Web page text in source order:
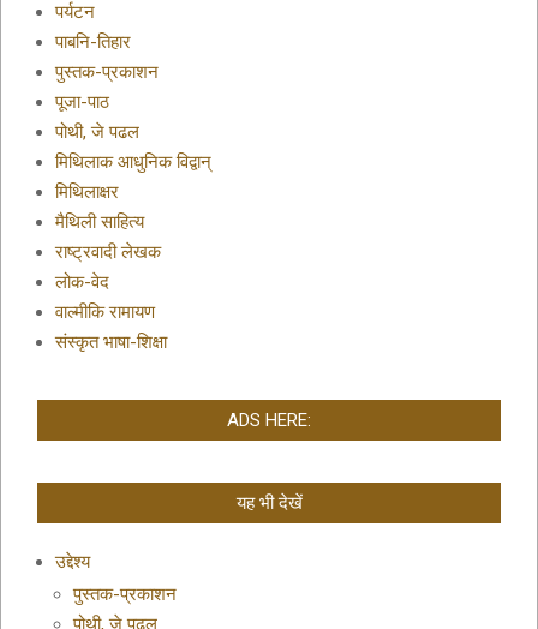
पर्यटन
पाबनि-तिहार
पुस्तक-प्रकाशन
पूजा-पाठ
पोथी, जे पढल
मिथिलाक आधुनिक विद्वान्
मिथिलाक्षर
मैथिली साहित्य
राष्ट्रवादी लेखक
लोक-वेद
वाल्मीकि रामायण
संस्कृत भाषा-शिक्षा
ADS HERE:
यह भी देखें
उद्देश्य
पुस्तक-प्रकाशन
पोथी, जे पढल